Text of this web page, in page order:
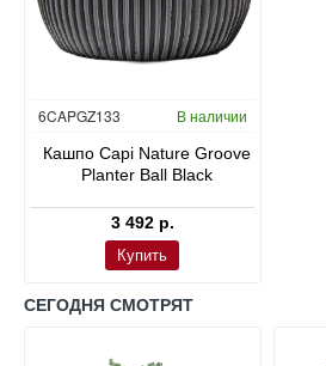
6CAPGZ133 В наличии
Кашпо Capi Nature Groove
Planter Ball Black
3 492 р.
Купить
СЕГОДНЯ СМОТРЯТ